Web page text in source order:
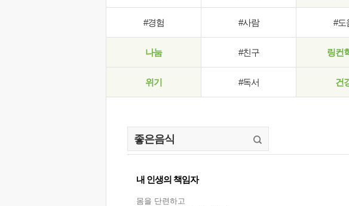
#경험 #사람 #도
나눔 #친구 링컨
위기 #독서 건
내 인생의 책임자
몸을 단련하고